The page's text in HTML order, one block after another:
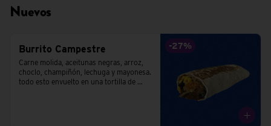
Nuevos
-27%
Burrito Campestre
Carne molida, aceitunas negras, arroz,
choclo, champiñón, lechuga y mayonesa.
todo esto envuelto en una tortilla de